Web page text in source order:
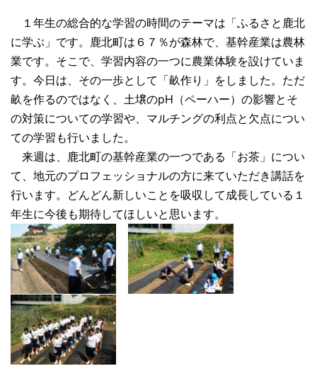
１年生の総合的な学習の時間のテーマは「ふるさと鹿北
に学ぶ」です。鹿北町は６７％が森林で、基幹産業は農林
業です。そこで、学習内容の一つに農業体験を設けていま
す。今日は、その一歩として「畝作り」をしました。ただ
畝を作るのではなく、土壌のpH（ペーハー）の影響とそ
の対策についての学習や、マルチングの利点と欠点につい
ての学習も行いました。
来週は、鹿北町の基幹産業の一つである「お茶」につい
て、地元のプロフェッショナルの方に来ていただき講話を
行います。どんどん新しいことを吸収して成長している１
年生に今後も期待してほしいと思います。